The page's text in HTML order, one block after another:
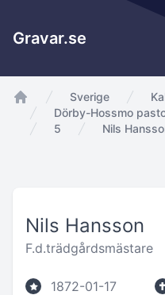
Gravar.se
app.Start
Sverige
Dörby-Hossmo
5
Nils
Nils Hansson
F.d.trädgårdsmästare
1872-01-17